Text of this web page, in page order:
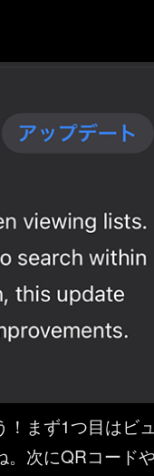
！まず1つ目はビ
。次にQRコード